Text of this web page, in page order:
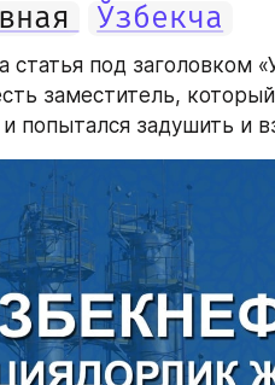
Ўзбекча
статья под заголовком
заместитель,
попытался задушить и